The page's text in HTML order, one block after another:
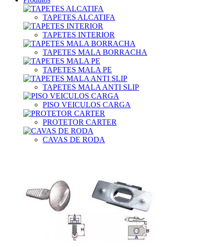
TAPETES ALCATIFA
TAPETES INTERIOR
TAPETES MALA BORRACHA
TAPETES MALA PE
TAPETES MALA ANTI SLIP
PISO VEICULOS CARGA
PROTETOR CARTER
CAVAS DE RODA